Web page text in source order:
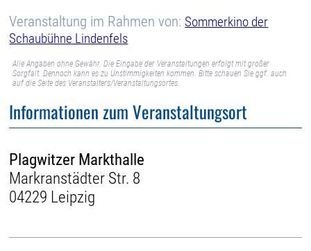
Veranstaltung im Rahmen von: Sommerkino der
Schaubühne Lindenfels
Alle Angaben ohne Gewähr. Die Eingabe der Veranstaltungen erfolgt mit großer
Sorgfalt. Dennoch kann es zu Unstimmigkeiten kommen. Bitte schauen Sie ggf. auch
auf die Seite des Veranstalters/Veranstaltungsortes.
Informationen zum Veranstaltungsort
Plagwitzer Markthalle
Markranstädter Str. 8
04229 Leipzig